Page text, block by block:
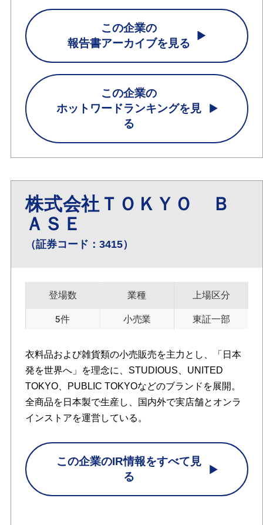
この企業の
報告書アーカイブを見る
この企業の
ホットワードランキングを見
る
株式会社ＴＯＫＹＯ Ｂ
ＡＳＥ
（証券コード：3415）
登場数
5件
業種
小売業
上場区分
東証一部
衣料品および雑貨類の小売販売を主力とし、「日本
発を世界へ」を理念に、STUDIOUS、UNITED
TOKYO、PUBLIC TOKYOなどのブランドを展開。
全商品を日本製で生産し、国内外で実店舗とオンラ
インストアを運営している。
この企業のIR情報をすべて見
る